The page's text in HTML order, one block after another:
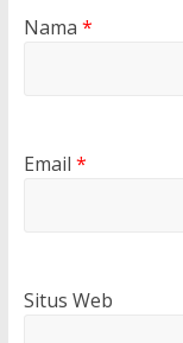
Nama *
Email *
Situs Web